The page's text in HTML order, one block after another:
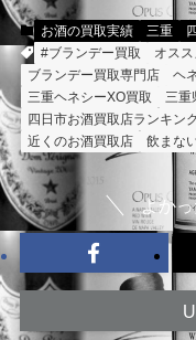
お酒の買取実績 三重
#ブランデー買取
オス
ブランデー買取専門店
ヘ
三重ヘネシーXO買取
三重
四日市お酒買取店ランキン
近くのお酒買取店
飲まな
よか